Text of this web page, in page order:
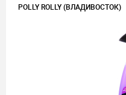
POLLY ROLLY (ВЛАДИВОСТОК)